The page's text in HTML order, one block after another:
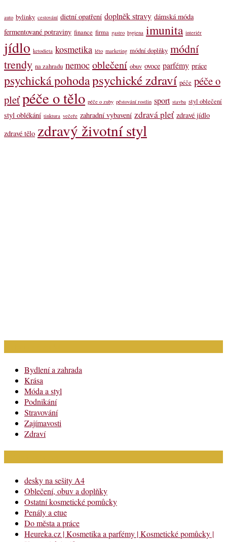
auto bylinky cestování dietní opatření doplněk stravy dámská móda
fermentované potraviny finance firma gastro hygiena imunita interiér
jídlo ketodieta kosmetika léto marketing módní doplňky módní
trendy na zahradu nemoc oblečení obuv ovoce parfémy práce
psychická pohodapsychické zdraví péče péče o
pleťpéče o tělo péče o zuby pěstování rostlin sport stavba styl oblečení
styl oblékání tinktura večeře zahradní vybavení zdravá pleť zdravé jídlo
zdravé tělo zdravý životní styl
Bydlení a zahrada
Krása
Móda a styl
Podnikání
Stravování
Zajímavosti
Zdraví
desky na sešity A4
Oblečení, obuv a doplňky
Ostatní kosmetické pomůcky
Penály a etue
Do města a práce
Heureka.cz | Kosmetika a parfémy | Kosmetické pomůcky |